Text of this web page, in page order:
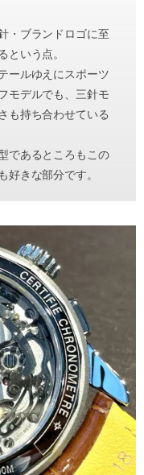
・ブランドロゴに至
という点。
ールゆえにスポーツ
モデルでも、三針モ
も持ち合わせている
であるところもこの
好きな部分です。